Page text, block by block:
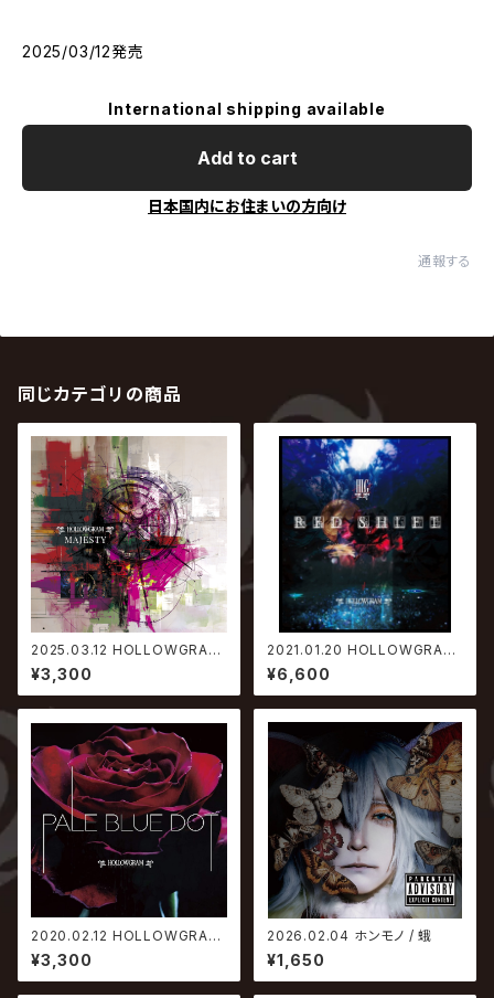
2025/03/12発売
International shipping available
Add to cart
日本国内にお住まいの方向け
通報する
同じカテゴリの商品
2025.03.12 HOLLOWGRAM
/ MAJESTY
¥3,300
2021.01.20 HOLLOWGRAM
/ RED SHIFT
¥6,600
2020.02.12 HOLLOWGRAM
/ Pale Blue Dot
¥3,300
2026.02.04 ホンモノ / 蛾
¥1,650